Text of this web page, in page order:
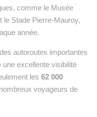
comme le Musée
le Stade Pierre-Mauroy,
année.
autoroutes importantes
excellente visibilité
les 62 000
voyageurs de